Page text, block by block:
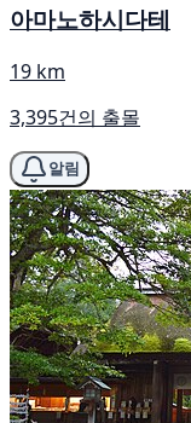
아마노하시다테
19 km
3,395건의 출몰
알림